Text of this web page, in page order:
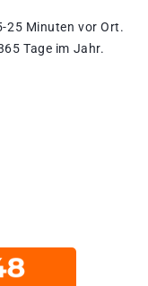
25 Minuten vor Ort.
Tage im Jahr.